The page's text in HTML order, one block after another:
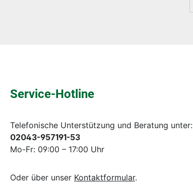
Service-Hotline
Telefonische Unterstützung und Beratung unter:
02043-957191-53
Mo-Fr: 09:00 – 17:00 Uhr
Oder über unser Kontaktformular.